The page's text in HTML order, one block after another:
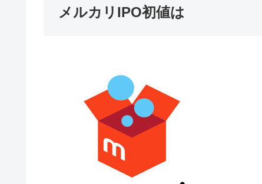
メルカリIPO初値は